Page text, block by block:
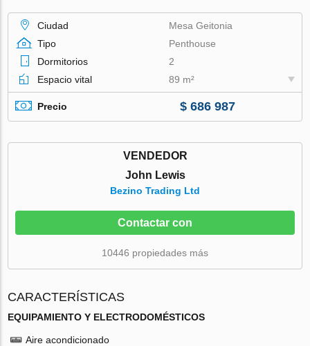
Ciudad
Mesa Geitonia
Tipo
Penthouse
Dormitorios
2
Espacio vital
89 m²
Precio $ 686 987
VENDEDOR
John Lewis
Bezino Trading Ltd
Contactar con
10446 propiedades más
CARACTERÍSTICAS
EQUIPAMIENTO Y ELECTRODOMÉSTICOS
Aire acondicionado